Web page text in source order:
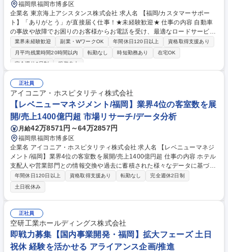
福岡県福岡市博多区
企業名 東京海上アシスタンス株式会社 求人名 【福岡/カスタマーサポー
ト】「ありがとう」が直接届く仕事！★未経験歓迎★ 仕事の内容 自動車
の事故や故障でお困りのお客様からお電話を受け、最適なロードサービス
や代車等の手配を行い、一番の不安に寄り添うカスタマーサポート業務で
す。 ■お電話による事故・故障状況のヒアリングおよび情報収集 ■お客様
の状況に合わせた最適なサービス（レッカー、レンタカー、タクシー等）
のシステム入力・管理 ■チームでの対応ノウハウ共有および業務改善 【業
務内容の変更範囲】当社の指定する業務 募集職種 【福岡/カスタマーサポ
ート】「ありがとう」が直接届く仕事！★未経験歓迎★
業界未経験歓迎 副業・WワークOK 年間休日120日以上
資格取得支援あり
月平均残業時間20時間以内
転勤なし 時短勤務あり
在宅OK
完全週休2日制
服装自由
正社員
アイコニア・ホスピタリティ株式会社
【レベニューマネジメント/福岡】業界4位の客室数を展
開/売上1400億円超 市場リサーチ/データ分析
月給42万8571円～64万2857円
福岡県福岡市博多区
企業名 アイコニア・ホスピタリティ株式会社 求人名 【レベニューマネジ
メント/福岡】業界4位の客室数を展開/売上1400億円超 仕事の内容 ホテル
支配人や営業部門との情報交換や過去に蓄積された様々なデータに基づ
き、綿密なフォーキャストを作成、黒字化に向けた戦略膣案・レートコン
トロールをお任せします。担当ホテルは、1人1～6棟程です。 【業務詳
細】■各運営ホテルの販売戦略の立案と実行支援 ■各運営ホテルのレベニ
ュー・デマンドの分析■フォーキャスト等の資料作成 ■在庫コントロール
に関する設定と管理■新規店舗オープン時の販売戦略の構築・立案など※
全国統一の予約システムを導入し、本社にいながら全てのホテルのデータ
をリアルタイムで確認が可能。また、担当ホテル領域(旅館かビジネスな
どのジャンル、担当地域など)はご経験に併せてお任せします。 募集職種
【レベニューマネジメント/福岡】業界4位の客室数を展開/売上1400億円
年間休日120日以上 資格取得支援あり 転勤なし
完全週休2日制
土日祝休み
正社員
空研工業ホールディングス株式会社
即戦力募集【国内事業開発・福岡】拡大フェーズ 土日
祝休 経験を活かせる アライアンス企画/推進